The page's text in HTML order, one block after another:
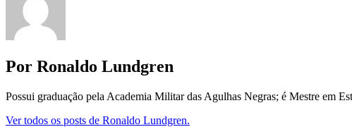
Por Ronaldo Lundgren
Possui graduação pela Academia Militar das Agulhas Negras; é Mestre em
Ver todos os posts de Ronaldo Lundgren.